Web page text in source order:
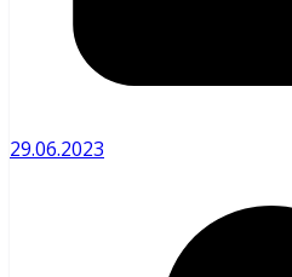
29.06.2023